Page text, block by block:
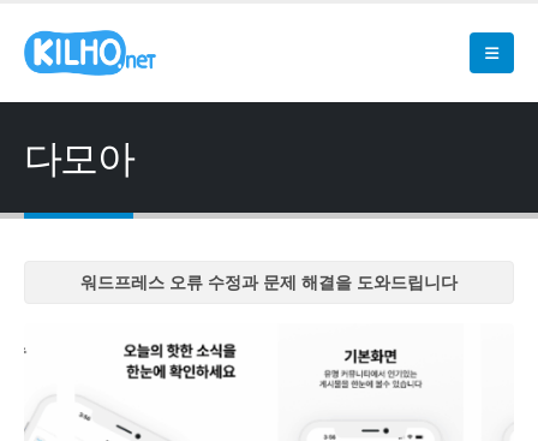
다모아
워드프레스 오류 수정과 문제 해결을 도와드립니다
워드프레스 오류 수정과 문제 해결을 도와드립니다
워드프레스 오류 수정과 문제 해결을 도와드립니다
워드프레스 오류 수정과 문제 해결을 도와드립니다